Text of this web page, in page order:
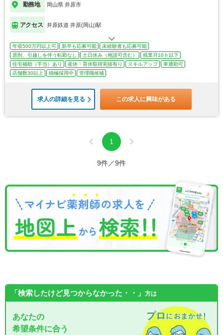
勤務地 岡山県 井原市
アクセス 井原鉄道 井原(岡山)駅
年収500万円以上可 新卒も応募可能
未経験者も応募可能
原則、引越しを伴う転勤なし
土日休み（相談可含む）
残業月10ｈ以下
住宅補助（手当）あり
産休・育休取得実績有り スキルアップ
車通勤可
店舗数30以上
積極採用中 管理職候補
求人の詳細を見る この求人に興味がある
1
9件／9件
「検索したけど見つからなかった・・」 方は
あなたの
希望条件に合う